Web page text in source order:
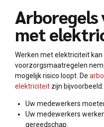
Arboregels
met
Werken met elektriciteit
voorzorgsmaatregelen
mogelijk risico loopt. De
elektriciteit zijn bijvoorbeeld:
Uw medewerkers
Uw medewerkers
gereedschap.